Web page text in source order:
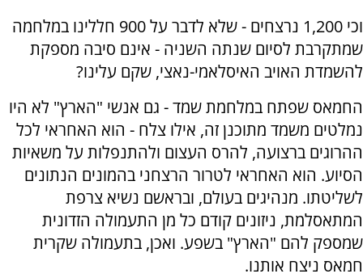
וכי 1,200 נרצחים - שלא לדבר על 900 חללינו במלחמה
שמתקרבת לסיום שנתה השניה - אינם סיבה מספקת
להשמדת האויב האיסלאמי-נאצי, שקם עלינו?
החמאס שפתח במלחמת שמד - גם אנשי "הארץ" לא היו
נמלטים משמד מתוכנן זה, אילו צלח - הוא האחראי לכל
ההרוגים ברצועה, להרס העצום ולהתנפלות על משאיות
הסיוע. הוא האחראי לטרור הרצחני בהמונים הנתונים
לשליטתו. מנהיגים בעולם, ובראשם נשיא צרפת
המתאסלמת, ניזונים קודם כל מן התעמולה הזדונית
שמספק להם "הארץ" בשפע. ואכן, בתעמולה שקרית
חמאס ניצח אותנו.